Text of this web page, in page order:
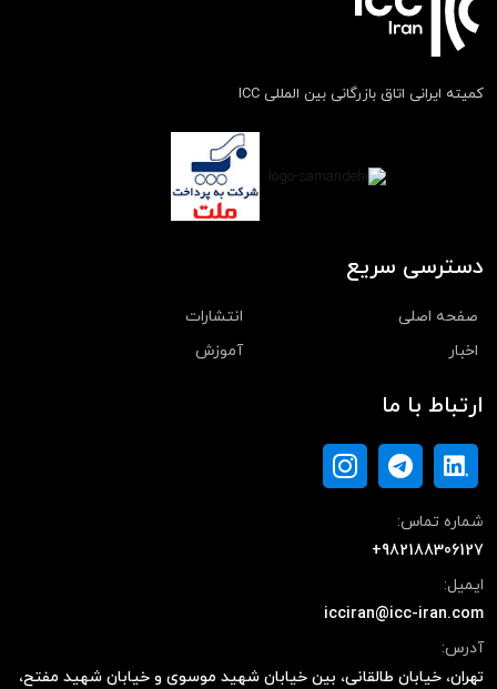
کمیته ایرانی اتاق بازرگانی بین المللی ICC
دسترسی سریع
صفحه اصلی
انتشارات
اخبار
آموزش
ارتباط با ما
شماره تماس:
+982188306127
ایمیل:
icciran@icc-iran.com
آدرس:
تهران، خیابان طالقانی، بین خیابان شهید موسوی و خیابان شهید مفتح،